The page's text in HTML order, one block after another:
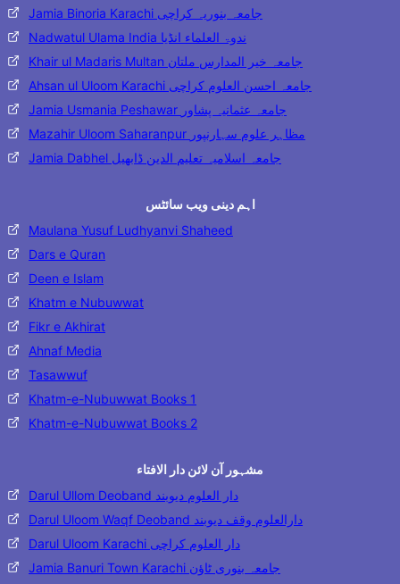
Jamia Binoria Karachi جامعہ بنوریہ کراچی
Nadwatul Ulama India ندوۃ العلماء انڈیا
Khair ul Madaris Multan جامعہ خیر المدارس ملتان
Ahsan ul Uloom Karachi جامعہ احسن العلوم کراچی
Jamia Usmania Peshawar جامعہ عثمانیہ پشاور
Mazahir Uloom Saharanpur مظاہر علوم سہارنپور
Jamia Dabhel جامعہ اسلامیہ تعلیم الدین ڈابھیل
اہم دینی ویب سائٹس
Maulana Yusuf Ludhyanvi Shaheed
Dars e Quran
Deen e Islam
Khatm e Nubuwwat
Fikr e Akhirat
Ahnaf Media
Tasawwuf
Khatm-e-Nubuwwat Books 1
Khatm-e-Nubuwwat Books 2
مشہور آن لائن دار الافتاء
Darul Ullom Deoband دار العلوم دیوبند
Darul Uloom Waqf Deoband دارالعلوم وقف دیوبند
Darul Uloom Karachi دار العلوم کراچی
Jamia Banuri Town Karachi جامعہ بنوری ٹاؤن